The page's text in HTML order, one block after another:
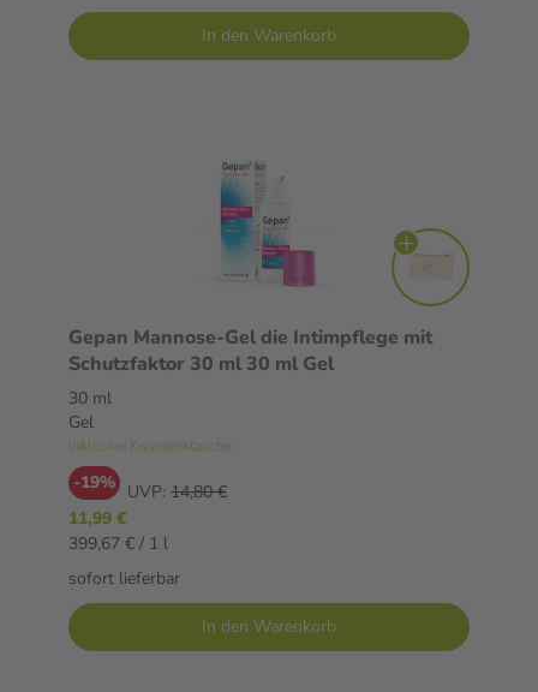
In den Warenkorb
Gepan Mannose-Gel die Intimpflege mit
Schutzfaktor 30 ml 30 ml Gel
30 ml
Gel
inklusive Kosmetiktasche
-19% UVP: 14,80 €
11,99 €
399,67 € / 1 l
sofort lieferbar
In den Warenkorb